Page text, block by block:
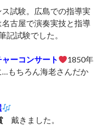
試験。広島での指導実
古屋で演奏実技と指導
記試験でした。
ーコンサート
1850年
もちろん海老さんだか
戴きました。